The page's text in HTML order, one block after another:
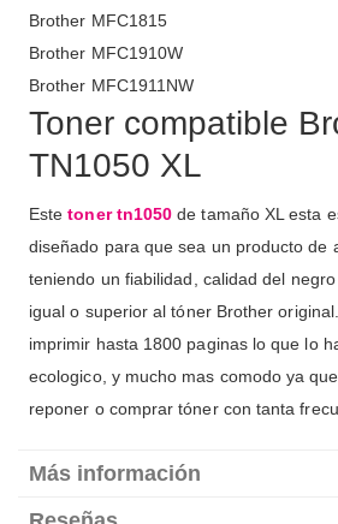
Brother MFC1815
Brother MFC1910W
Brother MFC1911NW
Toner compatible
TN1050 XL
Este toner tn1050 de tamaño XL esta
diseñado para que sea un producto de
teniendo un fiabilidad, calidad del
igual o superior al tóner Brother
imprimir hasta 1800 paginas lo que lo
ecologico, y mucho mas comodo ya
reponer o comprar tóner con tanta
Más información